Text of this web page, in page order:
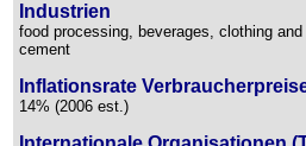
Industrien
food processing, beverages, clothing
cement
Inflationsrate
14% (2006 est.)